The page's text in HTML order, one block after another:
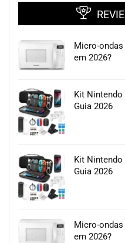
Micro-ondas
em 2026?
Kit
Guia 2026
Kit
Guia 2026
Micro-ondas
em 2026?